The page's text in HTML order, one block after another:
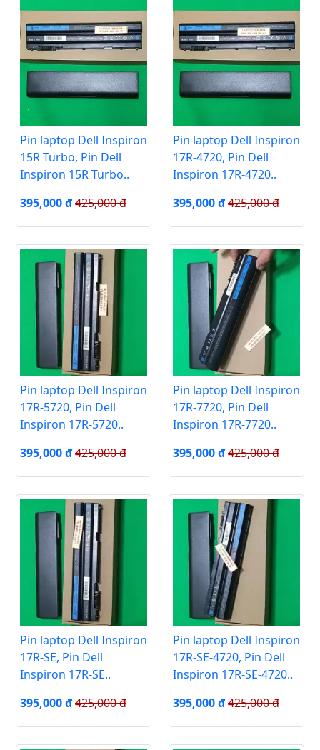
Pin laptop Dell Inspiron
15R Turbo, Pin Dell
Inspiron 15R Turbo..
395,000 đ425,000 đ
Pin laptop Dell Inspiron
17R-4720, Pin Dell
Inspiron 17R-4720..
395,000 đ425,000 đ
Pin laptop Dell Inspiron
17R-5720, Pin Dell
Inspiron 17R-5720..
395,000 đ425,000 đ
Pin laptop Dell Inspiron
17R-7720, Pin Dell
Inspiron 17R-7720..
395,000 đ425,000 đ
Pin laptop Dell Inspiron
17R-SE, Pin Dell
Inspiron 17R-SE..
395,000 đ425,000 đ
Pin laptop Dell Inspiron
17R-SE-4720, Pin Dell
Inspiron 17R-SE-4720..
395,000 đ425,000 đ